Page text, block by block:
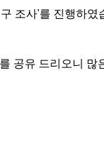
조사'를 진행하였
공유 드리오니 많